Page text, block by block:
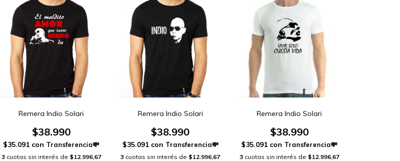
Remera Indio Solari
$38.990
$35.091 con
3 cuotas sin interés de $12.996,67
Remera Indio Solari
$38.990
$35.091 con
3 cuotas sin interés de $12.996,67
Remera Indio Solari
$38.990
$35.091 con
3 cuotas sin interés de $12.996,67